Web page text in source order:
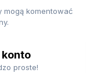
mogą komentować
proste!